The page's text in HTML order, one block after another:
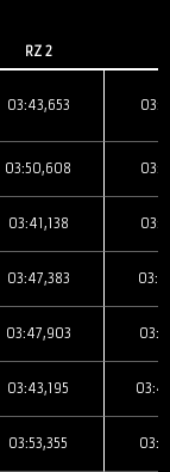
RZ 2
03:43,653
03:50,608
03:41,138
03:47,383
03:47,903
03:43,195
03:53,355